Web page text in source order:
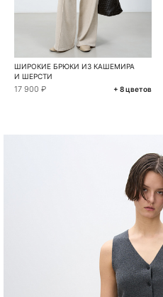
ШИРОКИЕ БРЮКИ ИЗ КАШЕМИРА
И ШЕРСТИ
17 900 ₽ + 8 цветов